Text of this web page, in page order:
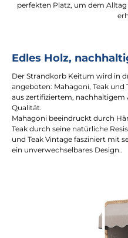
perfekten Platz, um dem
Edles Holz,
Der Strandkorb Keitum wird in
angeboten: Mahagoni, Teak und
aus zertifiziertem,
Qualität.
Mahagoni beeindruckt durch
Teak durch seine natürliche
und Teak Vintage fasziniert mit
ein unverwechselbares Design..